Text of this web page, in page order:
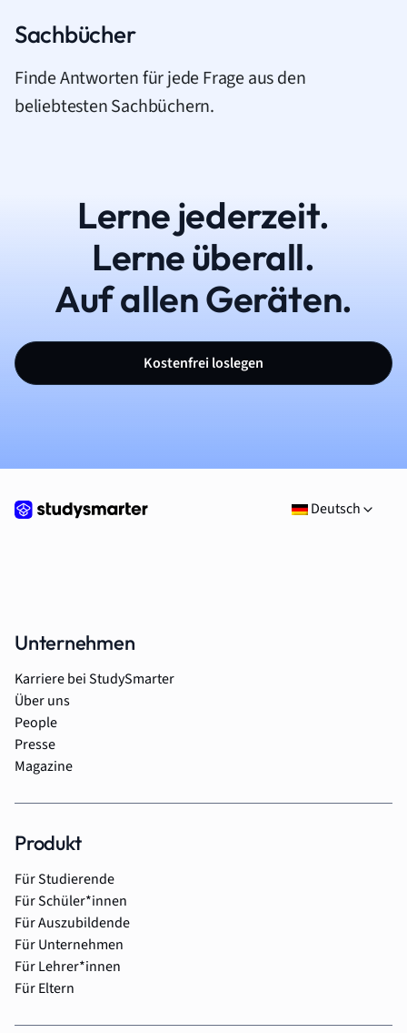
Sachbücher
Finde Antworten für jede Frage aus den
beliebtesten Sachbüchern.
Lerne jederzeit.
Lerne überall.
Auf allen Geräten.
Kostenfrei loslegen
Deutsch
Unternehmen
Karriere bei StudySmarter
Über uns
People
Presse
Magazine
Produkt
Für Studierende
Für Schüler*innen
Für Auszubildende
Für Unternehmen
Für Lehrer*innen
Für Eltern